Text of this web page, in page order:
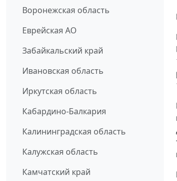
Воронежская область
Еврейская АО
Забайкальский край
Ивановская область
Иркутская область
Кабардино-Балкария
Калининградская область
Калужская область
Камчатский край